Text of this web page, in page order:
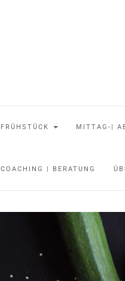
FRÜHSTÜCK MITTAG-|
COACHING | BERATUNG